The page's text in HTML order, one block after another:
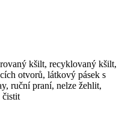
kšilt, recyklovaný kšilt,
otvorů, látkový pásek s
ruční praní, nelze žehlit,
čistit